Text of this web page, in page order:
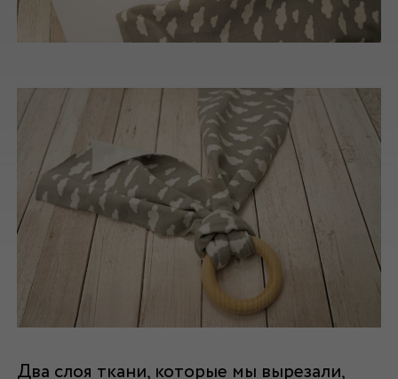
Два слоя ткани, которые мы вырезали,